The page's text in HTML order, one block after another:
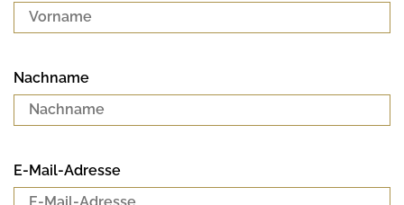
Nachname
E-Mail-Adresse